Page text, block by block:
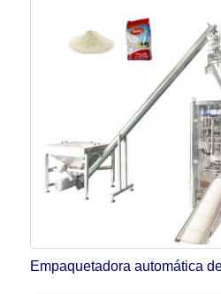
Empaquetadora automática